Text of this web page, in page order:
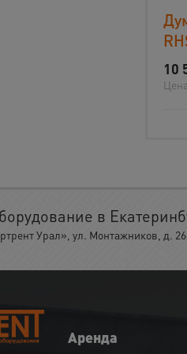
10
в
Урал», ул. Монтажников, д.
Аренда